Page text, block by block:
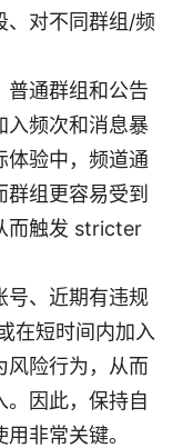
、对不同群组/频
普通群组和公告
入频次和消息暴
体验中，频道通
组更容易受到
而触发 stricter
号、近期有违规
在短时间内加入
风险行为，从而
。因此，保持自
非常关键。